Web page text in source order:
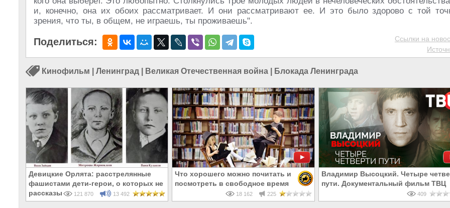
и, конечно, она их обоих рассматривает. И они рассматривают ее. И это было здорово с той
зрения, что ты, в общем, не играешь, ты проживаешь".
Поделиться:
Ссылки на
Кинофильм Ленинград Великая Отечественная война Блокада Ленинграда
Девицкие Орлята: расстрелянные
фашистами дети-герои, о которых не
рассказывают в школе
121 870 13 492
Что хорошего можно почитать и
посмотреть в свободное время
18 162 225
Владимир Высоцкий. Четыре
пути. Документальный фильм ТВЦ
409